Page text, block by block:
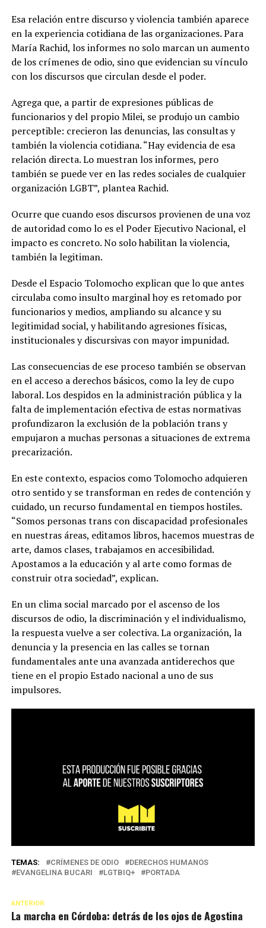
Esa relación entre discurso y violencia también aparece
en la experiencia cotidiana de las organizaciones. Para
María Rachid, los informes no solo marcan un aumento
de los crímenes de odio, sino que evidencian su vínculo
con los discursos que circulan desde el poder.
Agrega que, a partir de expresiones públicas de
funcionarios y del propio Milei, se produjo un cambio
perceptible: crecieron las denuncias, las consultas y
también la violencia cotidiana. “Hay evidencia de esa
relación directa. Lo muestran los informes, pero
también se puede ver en las redes sociales de cualquier
organización LGBT”, plantea Rachid.
Ocurre que cuando esos discursos provienen de una voz
de autoridad como lo es el Poder Ejecutivo Nacional, el
impacto es concreto. No solo habilitan la violencia,
también la legitiman.
Desde el Espacio Tolomocho explican que lo que antes
circulaba como insulto marginal hoy es retomado por
funcionarios y medios, ampliando su alcance y su
legitimidad social, y habilitando agresiones físicas,
institucionales y discursivas con mayor impunidad.
Las consecuencias de ese proceso también se observan
en el acceso a derechos básicos, como la ley de cupo
laboral. Los despidos en la administración pública y la
falta de implementación efectiva de estas normativas
profundizaron la exclusión de la población trans y
empujaron a muchas personas a situaciones de extrema
precarización.
En este contexto, espacios como Tolomocho adquieren
otro sentido y se transforman en redes de contención y
cuidado, un recurso fundamental en tiempos hostiles.
“Somos personas trans con discapacidad profesionales
en nuestras áreas, editamos libros, hacemos muestras de
arte, damos clases, trabajamos en accesibilidad.
Apostamos a la educación y al arte como formas de
construir otra sociedad”, explican.
En un clima social marcado por el ascenso de los
discursos de odio, la discriminación y el individualismo,
la respuesta vuelve a ser colectiva. La organización, la
denuncia y la presencia en las calles se tornan
fundamentales ante una avanzada antiderechos que
tiene en el propio Estado nacional a uno de sus
impulsores.
TEMAS: CRÍMENES DE ODIO
DERECHOS HUMANOS
EVANGELINA BUCARI
LGTBIQ+ PORTADA
ANTERIOR
La marcha en Córdoba: detrás de los ojos de Agostina